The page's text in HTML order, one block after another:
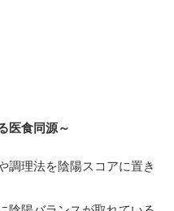
医食同源～
調理法を陰陽スコアに置き